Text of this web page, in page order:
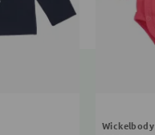
Wickelbody